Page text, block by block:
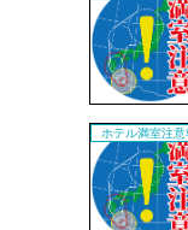
ホテル満室注意